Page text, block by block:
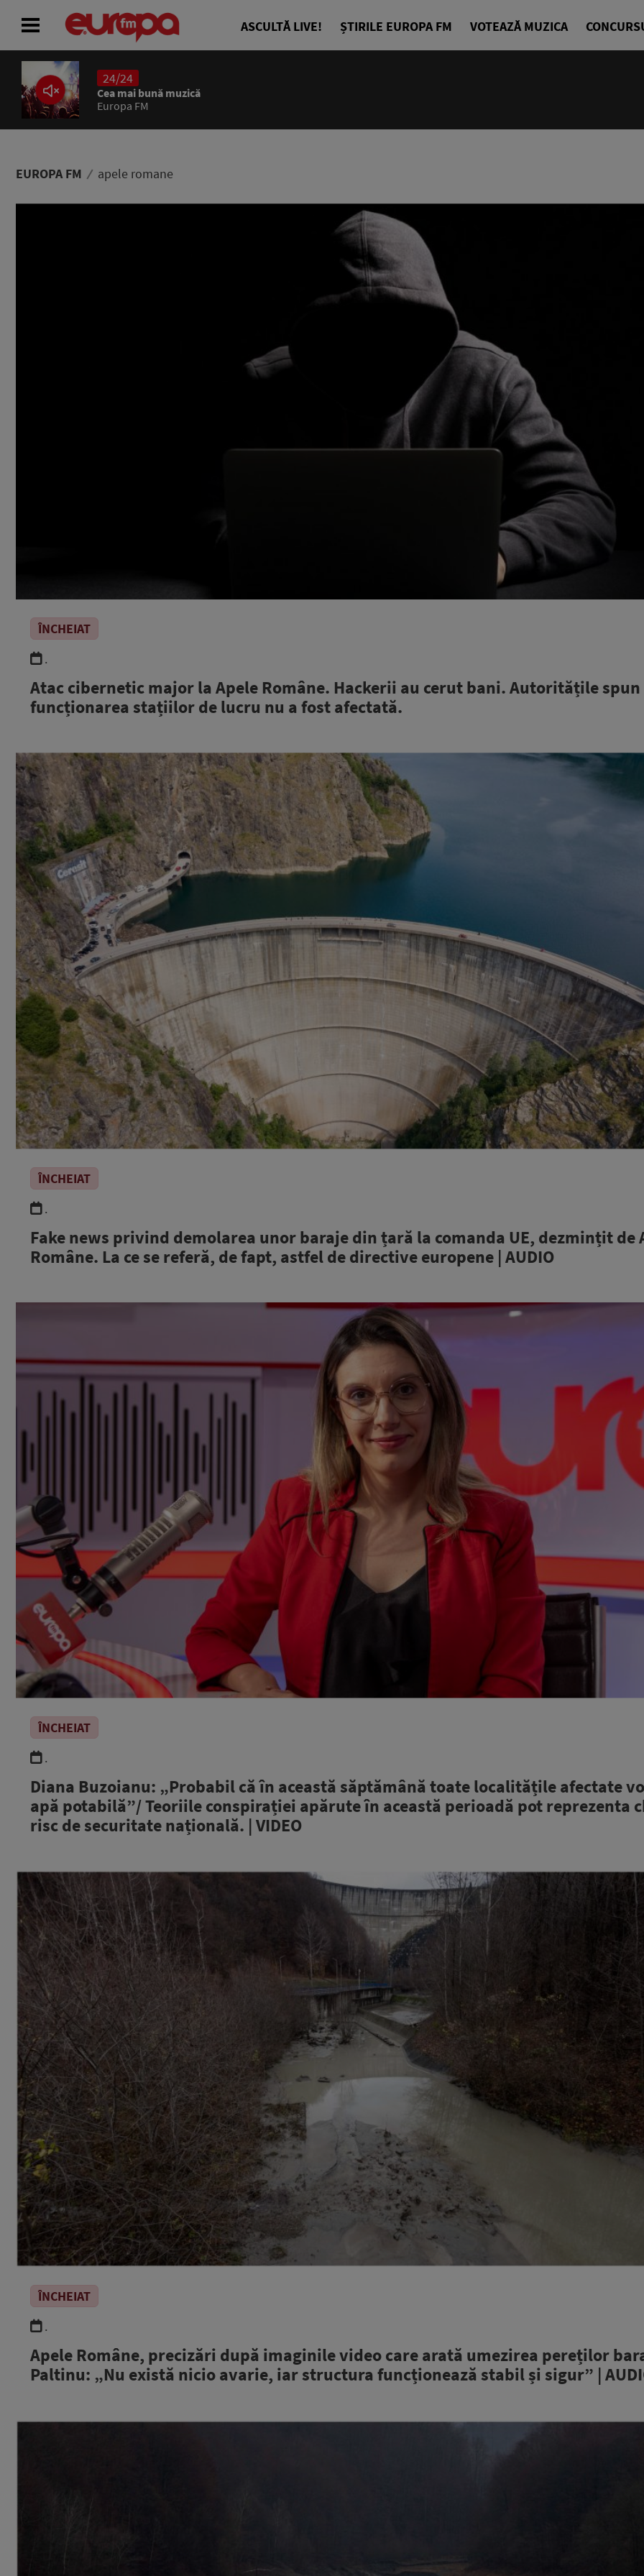
ASCULTĂ LIVE! ȘTIRILE EUROPA FM VOTEAZĂ MUZICA
24/24
Cea mai bună muzică
Europa FM
EUROPA FM apele romane
ÎNCHEIAT
.
Atac cibernetic major la Apele Române. Hackerii au cerut bani. Autoritățile spun
funcționarea stațiilor de lucru nu a fost afectată.
ÎNCHEIAT
.
Fake news privind demolarea unor baraje din țară la comanda UE, dezmințit de
Române. La ce se referă, de fapt, astfel de directive europene | AUDIO
ÎNCHEIAT
.
Diana Buzoianu: „Probabil că în această săptămână toate localitățile afectate
apă potabilă”/ Teoriile conspirației apărute în această perioadă pot reprezenta
risc de securitate națională. | VIDEO
ÎNCHEIAT
.
Apele Române, precizări după imaginile video care arată umezirea pereților
Paltinu: „Nu există nicio avarie, iar structura funcționează stabil și sigur” |
ACASĂ
ȘTIRI